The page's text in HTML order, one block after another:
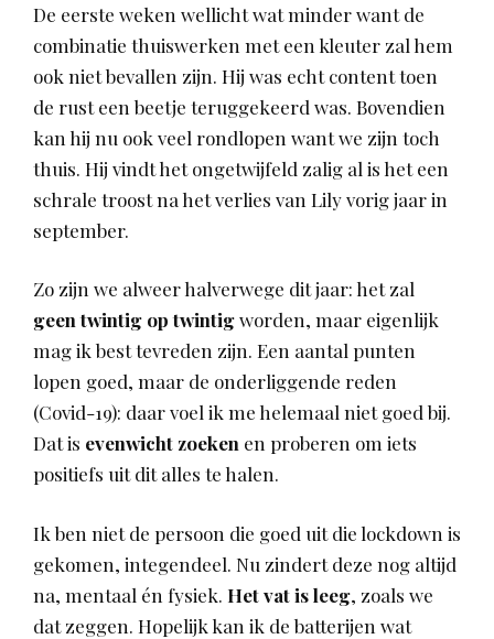
De eerste weken wellicht wat minder want de
combinatie thuiswerken met een kleuter zal hem
ook niet bevallen zijn. Hij was echt content toen
de rust een beetje teruggekeerd was. Bovendien
kan hij nu ook veel rondlopen want we zijn toch
thuis. Hij vindt het ongetwijfeld zalig al is het een
schrale troost na het verlies van Lily vorig jaar in
september.
Zo zijn we alweer halverwege dit jaar: het zal
geen twintig op twintigworden, maar eigenlijk
mag ik best tevreden zijn. Een aantal punten
lopen goed, maar de onderliggende reden
(Covid-19): daar voel ik me helemaal niet goed bij.
Dat is evenwicht zoeken en proberen om iets
positiefs uit dit alles te halen.
Ik ben niet de persoon die goed uit die lockdown is
gekomen, integendeel. Nu zindert deze nog altijd
na, mentaal én fysiek. Het vat is leeg, zoals we
dat zeggen. Hopelijk kan ik de batterijen wat